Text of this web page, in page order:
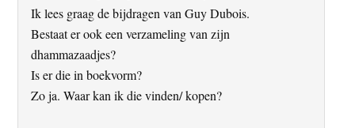
Ik lees graag de bijdragen van Guy Dubois.
Bestaat er ook een verzameling van zijn
dhammazaadjes?
Is er die in boekvorm?
Zo ja. Waar kan ik die vinden/ kopen?